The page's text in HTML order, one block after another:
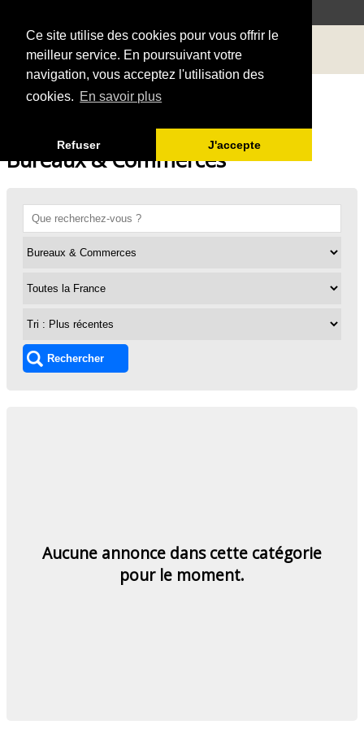
Ce site utilise des cookies pour vous offrir le
meilleur service. En poursuivant votre
navigation, vous acceptez l'utilisation des
cookies. En savoir plus
Refuser J'accepte
Bureaux & Commerces
Aucune annonce dans cette catégorie
pour le moment.